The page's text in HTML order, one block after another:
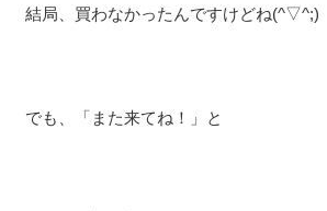
結局、買わなかったんですけどね(^▽^;)
でも、「また来てね！」と